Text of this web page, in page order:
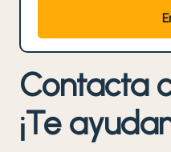
Contacta
¡Te